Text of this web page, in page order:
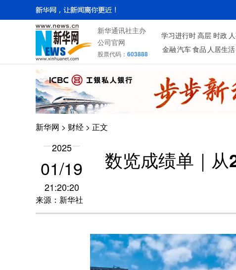
新华通讯社主办
公司官网
股票代码： 603888
学习进行时 高层 时政
金融 汽车 食品 人居生活
新华网 > 财经 > 正文
2025
01/19
21:20:20
来源：新华社
数览成绩单｜从